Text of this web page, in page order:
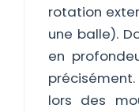
rotation
une balle).
en
lors des